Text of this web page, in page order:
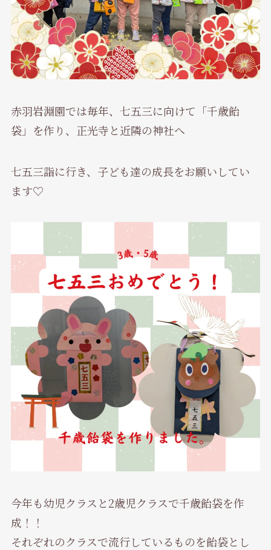
赤羽岩淵園では毎年、七五三に向けて「千歳飴
袋」を作り、正光寺と近隣の神社へ
七五三詣に行き、子ども達の成長をお願いしてい
ます♡
今年も幼児クラスと2歳児クラスで千歳飴袋を作
成！！
それぞれのクラスで流行しているものを飴袋とし